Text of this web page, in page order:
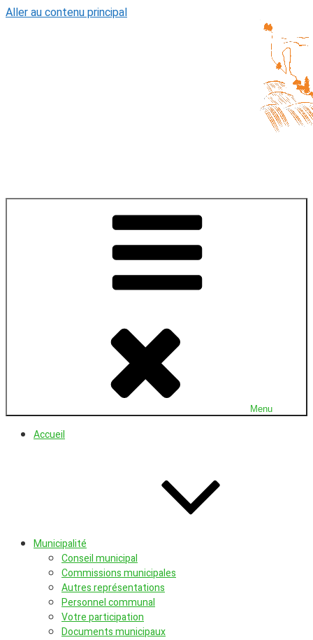
Aller au contenu principal
Un
village
de
l'Ain
où il
fait
bon
vivre.
Menu
Accueil
Municipalité
Conseil municipal
Commissions municipales
Autres représentations
Personnel communal
Votre participation
Documents municipaux